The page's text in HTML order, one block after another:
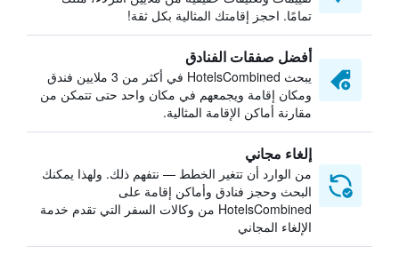
تمامًا. احجز إقامتك المثالية بكل ثقة!
أفضل صفقات الفنادق
يبحث HotelsCombined في أكثر من 3 ملايين فندق
ومكان إقامة ويجمعهم في مكان واحد حتى تتمكن من
مقارنة أماكن الإقامة المثالية.
إلغاء مجاني
من الوارد أن تتغير الخطط — نتفهم ذلك. ولهذا يمكنك
البحث وحجز فنادق وأماكن إقامة على
HotelsCombined من وكالات السفر التي تقدم خدمة
الإلغاء المجاني